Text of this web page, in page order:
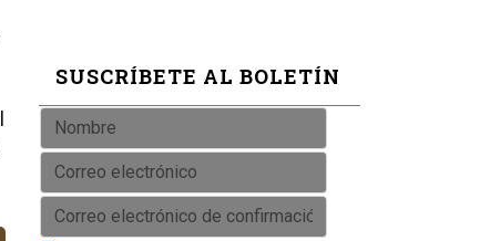
SUSCRÍBETE AL BOLETÍN